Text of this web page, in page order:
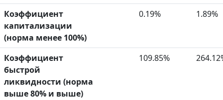
Коэффициент
капитализации
(норма менее 100%)
0.19% 1.89%
Коэффициент
быстрой
ликвидности (норма
выше 80% и выше)
109.85%